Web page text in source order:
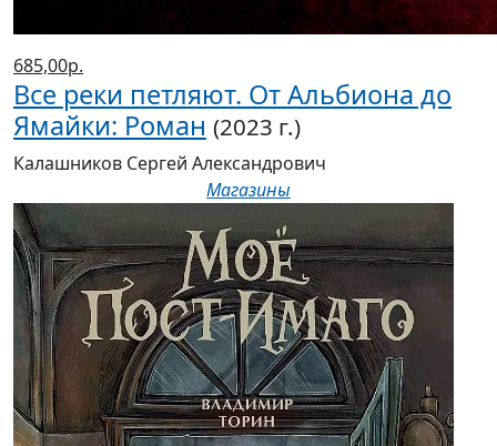
685,00р.
Все реки петляют. От Альбиона до
Ямайки: Роман (2023 г.)
Калашников Сергей Александрович
Магазины